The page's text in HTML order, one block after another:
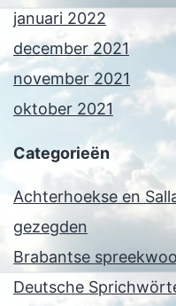
januari 2022
december 2021
november 2021
oktober 2021
Categorieën
Achterhoekse en
gezegden
Brabantse
Deutsche